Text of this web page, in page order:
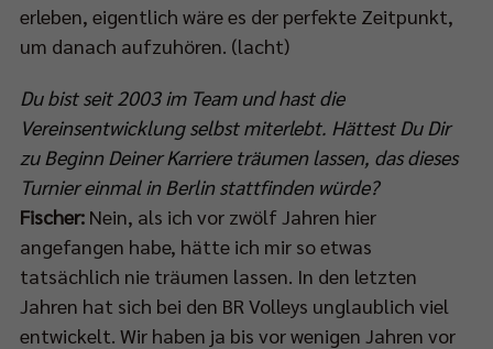
erleben, eigentlich wäre es der perfekte Zeitpunkt,
um danach aufzuhören. (lacht)
Du bist seit 2003 im Team und hast die
Vereinsentwicklung selbst miterlebt. Hättest Du Dir
zu Beginn Deiner Karriere träumen lassen, das dieses
Turnier einmal in Berlin stattfinden würde?
Fischer: Nein, als ich vor zwölf Jahren hier
angefangen habe, hätte ich mir so etwas
tatsächlich nie träumen lassen. In den letzten
Jahren hat sich bei den BR Volleys unglaublich viel
entwickelt. Wir haben ja bis vor wenigen Jahren vor